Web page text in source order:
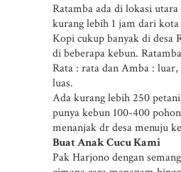
Ratamba ada di lokasi utara
kurang lebih 1 jam dari kota
Kopi cukup banyak di desa
di beberapa kebun.
Rata : rata dan Amba :
luas.
Ada kurang lebih 250
punya kebun 100-400
menanjak dr desa menuju
Buat Anak Cucu Kami
Pak Harjono dengan